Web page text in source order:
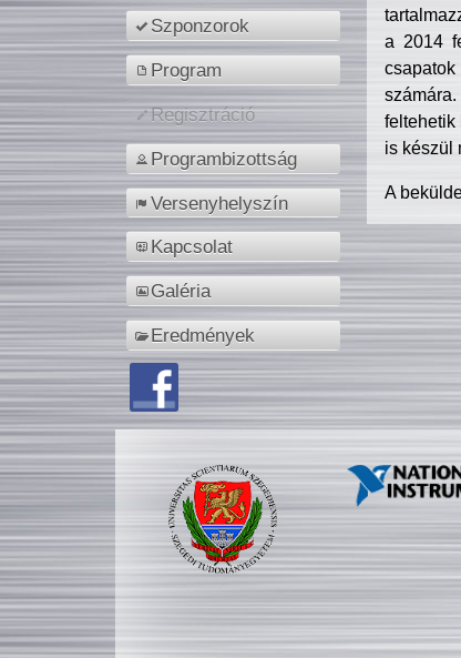
Szponzorok
Program
Regisztráció
Programbizottság
Versenyhelyszín
Kapcsolat
Galéria
Eredmények
a 2014
feltehetik
is készül
A